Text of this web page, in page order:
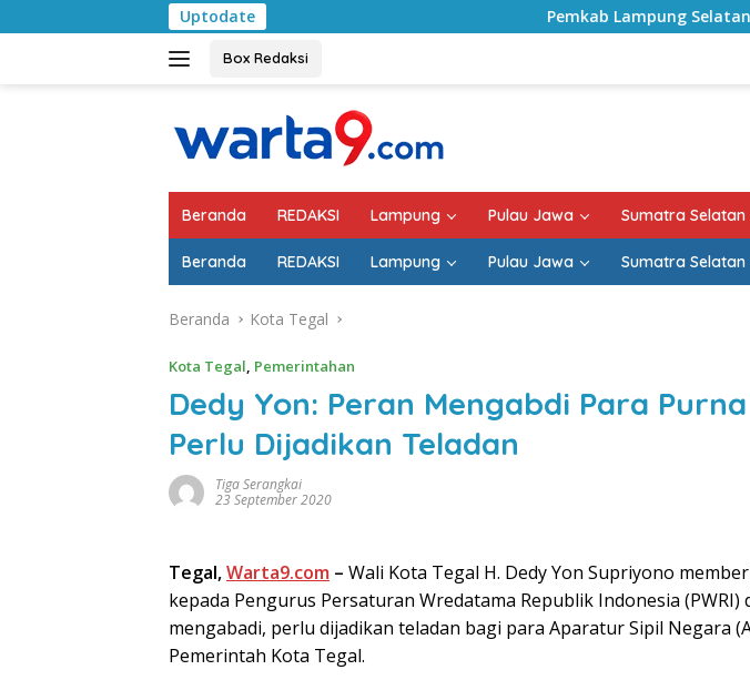
ke
Uptodate Pemkab Lampung Selatan Mulai Tangani Jalan
Box Redaksi
Beranda REDAKSI Lampung Pulau Jawa Sumatra Selatan
Beranda REDAKSI Lampung Pulau Jawa Sumatra Selatan
Beranda Kota Tegal
Kota Tegal, Pemerintahan
Dedy Yon: Peran Mengabdi Para
Perlu Dijadikan Teladan
Tiga Serangkai
23 September 2020
Tegal,Warta9.com – Wali Kota Tegal H. Dedy Yon Supriyono
kepada Pengurus Persaturan Wredatama Republik Indonesia (PWRI)
mengabadi, perlu dijadikan teladan bagi para Aparatur Sipil Negara
Pemerintah Kota Tegal.